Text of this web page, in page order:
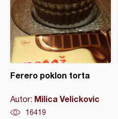
Ferero poklon torta
Autor: Milica Velickovic
16419